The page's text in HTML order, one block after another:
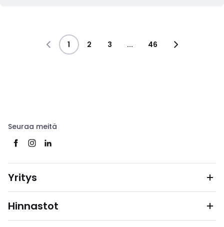
1 2 3 ... 46
Seuraa meitä
Yritys
Hinnastot